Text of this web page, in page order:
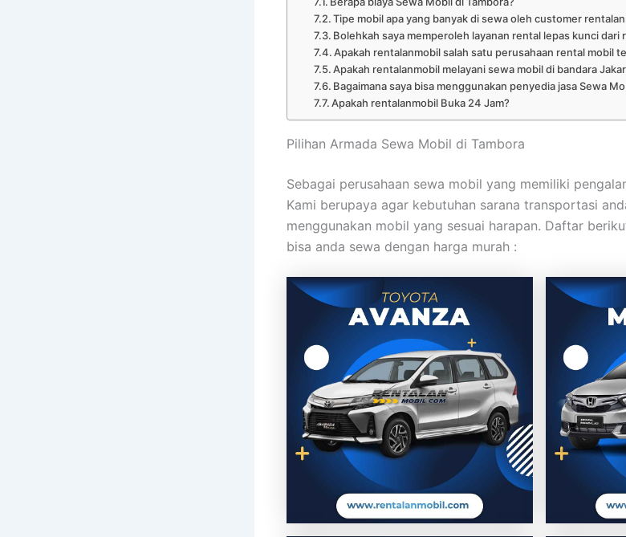
Tipe mobil apa yang banyak di sewa oleh customer
Bolehkah saya memperoleh layanan rental lepas kunci dari
Apakah rentalanmobil salah satu perusahaan rental mobil
Apakah rentalanmobil melayani sewa mobil di bandara
Bagaimana saya bisa menggunakan penyedia jasa Sewa
Apakah rentalanmobil Buka 24 Jam?
Pilihan Armada Sewa Mobil di Tambora
Sebagai perusahaan sewa mobil yang memiliki
Kami berupaya agar kebutuhan sarana transportasi
menggunakan mobil yang sesuai harapan. Daftar
bisa anda sewa dengan harga murah :